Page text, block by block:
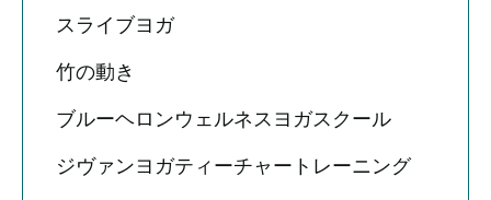
スライブヨガ
竹の動き
ブルーヘロンウェルネスヨガスクール
ジヴァンヨガティーチャートレーニング